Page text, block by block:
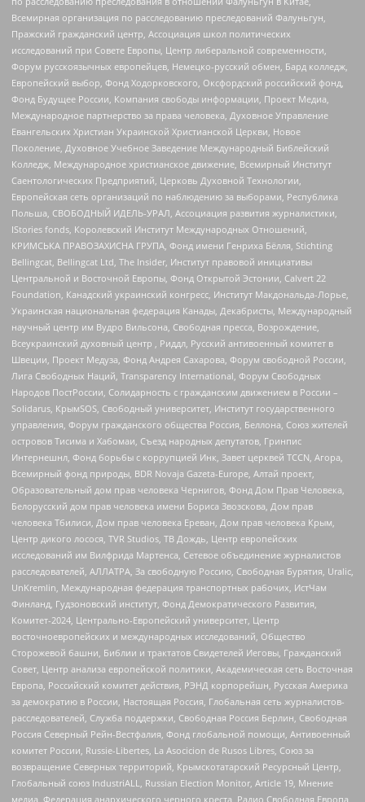
Всемирная организация по расследованию преследований Фалуньгун,
Пражский гражданский центр, Ассоциация школ политических
исследований при Совете Европы, Центр либеральной современности,
Форум русскоязычных европейцев, Немецко-русский обмен, Бард колледж,
Европейский выбор, Фонд Ходорковского, Оксфордский российский фонд,
Фонд Будущее России, Компания свободы информации, Проект Медиа,
Международное партнерство за права человека, Духовное Управление
Евангельских Христиан Украинской Христианской Церкви, Новое
Поколение, Духовное Учебное Заведение Международный Библейский
Колледж, Международное христианское движение, Всемирный Институт
Саентологических Предприятий, Церковь Духовной Технологии,
Европейская сеть организаций по наблюдению за выборами, Республика
Польша, СВОБОДНЫЙ ИДЕЛЬ-УРАЛ, Ассоциация развития журналистики,
IStories fonds, Королевский Институт Международных Отношений,
КРИМСЬКА ПРАВОЗАХИСНА ГРУПА, Фонд имени Генриха Бёлля, Stichting
Bellingcat, Bellingcat Ltd, The Insider, Институт правовой инициативы
Центральной и Восточной Европы, Фонд Открытой Эстонии, Calvert 22
Foundation, Канадский украинский конгресс, Институт Макдональда-Лорье,
Украинская национальная федерация Канады, Декабристы, Международный
научный центр им Вудро Вильсона, Свободная пресса, Возрождение,
Всеукраинский духовный центр , Риддл, Русский антивоенный комитет в
Швеции, Проект Медуза, Фонд Андрея Сахарова, Форум свободной России,
Лига Свободных Наций, Transparеncy International, Форум Свободных
Народов ПостРоссии, Солидарность с гражданским движением в России –
Solidarus, КрымSOS, Свободный университет, Институт государственного
управления, Форум гражданского общества Россия, Беллона, Союз жителей
островов Тисима и Хабомаи, Съезд народных депутатов, Гринпис
Интернешнл, Фонд борьбы с коррупцией Инк, Завет церквей TCCN, Агора,
Всемирный фонд природы, BDR Novaja Gazeta-Europe, Алтай проект,
Образовательный дом прав человека Чернигов, Фонд Дом Прав Человека,
Белорусский дом прав человека имени Бориса Звозскова, Дом прав
человека Тбилиси, Дом прав человека Ереван, Дом прав человека Крым,
Центр дикого лосося, TVR Studios, ТВ Дождь, Центр европейских
исследований им Вилфрида Мартенса, Сетевое объединение журналистов
расследователей, АЛЛАТРА, За свободную Россию, Свободная Бурятия, Uralic,
UnKremlin, Международная федерация транспортных рабочих, ИстЧам
Финланд, Гудзоновский институт, Фонд Демократического Развития,
Комитет-2024, Центрально-Европейский университет, Центр
восточноевропейских и международных исследований, Общество
Сторожевой башни, Библии и трактатов Свидетелей Иеговы, Гражданский
Совет, Центр анализа европейской политики, Академическая сеть Восточная
Европа, Российский комитет действия, РЭНД корпорейшн, Русская Америка
за демократию в России, Настоящая Россия, Глобальная сеть журналистов-
расследователей, Служба поддержки, Свободная Россия Берлин, Свободная
Россия Северный Рейн-Вестфалия, Фонд глобальной помощи, Антивоенный
комитет России, Russie-Libertes, La Asocicion de Rusos Libres, Союз за
возвращение Северных территорий, Крымскотатарский Ресурсный Центр,
Глобальный союз IndustriALL, Russian Election Monitor, Article 19, Мнение
медиа, Федерация анархического черного креста, Радио Свободная Европа,